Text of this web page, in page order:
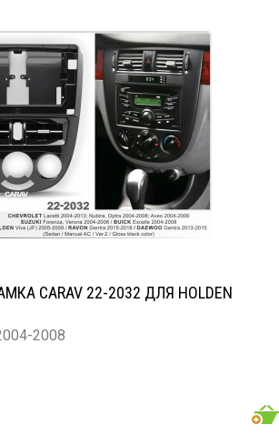
2008
CARAV 22-2032 ДЛЯ HOLDEN
2008